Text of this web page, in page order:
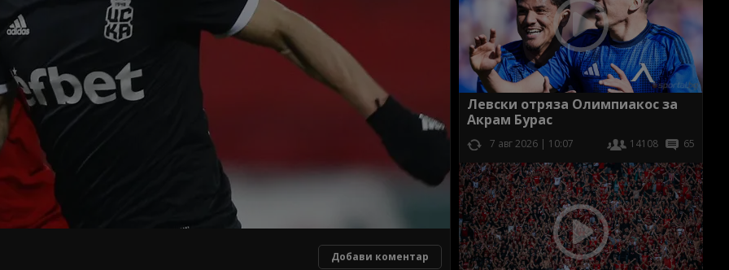
Добави коментар
Левски отряза Олимпиакос за
Акрам Бурас
7 авг 2026 | 10:07 14108 65